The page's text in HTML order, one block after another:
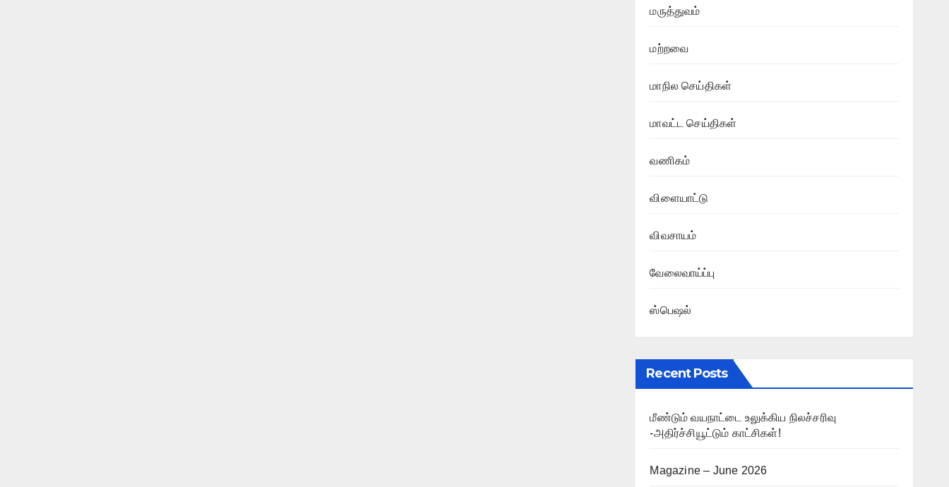
மருத்துவம்
மற்றவை
மாநில செய்திகள்
மாவட்ட செய்திகள்
வணிகம்
விளையாட்டு
விவசாயம்
வேலைவாய்ப்பு
ஸ்பெஷல்
Recent Posts
மீண்டும் வயநாட்டை உலுக்கிய நிலச்சரிவு
-அதிர்ச்சியூட்டும் காட்சிகள்!
Magazine – June 2026